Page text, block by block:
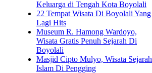
Keluarga di Tengah Kota Boyolali
22 Tempat Wisata Di Boyolali Yang
Lagi Hits
Museum R. Hamong Wardoyo,
Wisata Gratis Penuh Sejarah Di
Boyolali
Masjid Cipto Mulyo, Wisata Sejarah
Islam Di Pengging